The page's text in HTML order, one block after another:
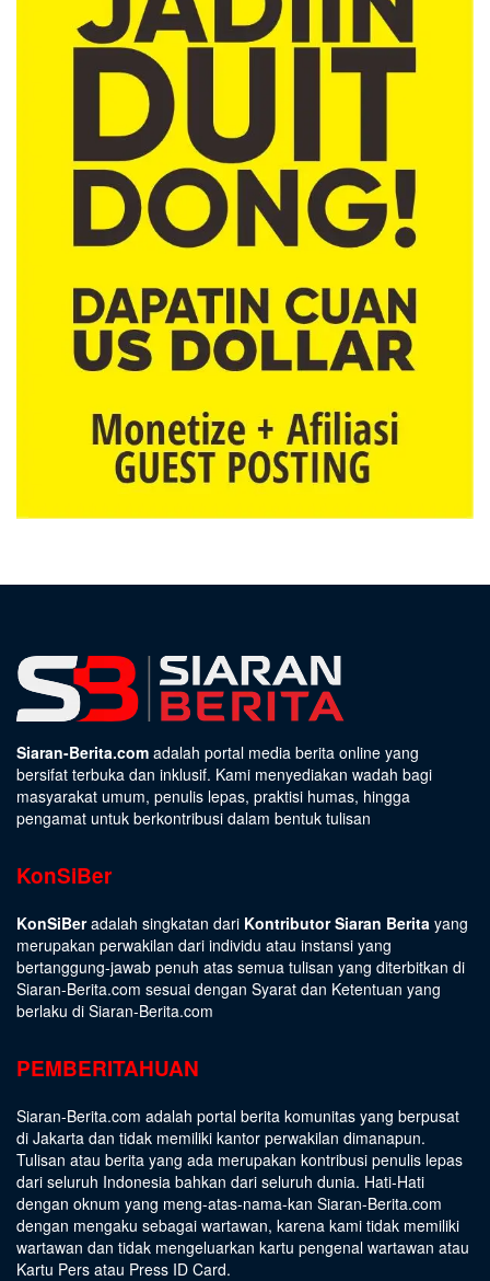
Siaran-Berita.com adalah portal media berita online yang
bersifat terbuka dan inklusif. Kami menyediakan wadah bagi
masyarakat umum, penulis lepas, praktisi humas, hingga
pengamat untuk berkontribusi dalam bentuk tulisan
KonSiBer
KonSiBeradalah singkatan dari Kontributor Siaran Berita yang
merupakan perwakilan dari individu atau instansi yang
bertanggung-jawab penuh atas semua tulisan yang diterbitkan di
Siaran-Berita.com sesuai dengan Syarat dan Ketentuan yang
berlaku di Siaran-Berita.com
PEMBERITAHUAN
Siaran-Berita.com adalah portal berita komunitas yang berpusat
di Jakarta dan tidak memiliki kantor perwakilan dimanapun.
Tulisan atau berita yang ada merupakan kontribusi penulis lepas
dari seluruh Indonesia bahkan dari seluruh dunia. Hati-Hati
dengan oknum yang meng-atas-nama-kan Siaran-Berita.com
dengan mengaku sebagai wartawan, karena kami tidak memiliki
wartawan dan tidak mengeluarkan kartu pengenal wartawan atau
Kartu Pers atau Press ID Card.